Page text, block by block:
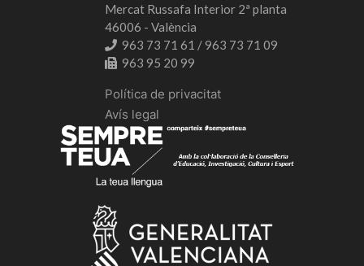
Mercat Russafa Interior 2ª planta
46006 - València
963 73 71 61 / 963 73 71 09
963 95 20 99
Política de privacitat
Avís legal